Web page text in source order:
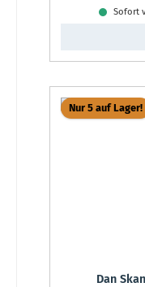
Sofort
Nur 5 auf Lager!
Dan